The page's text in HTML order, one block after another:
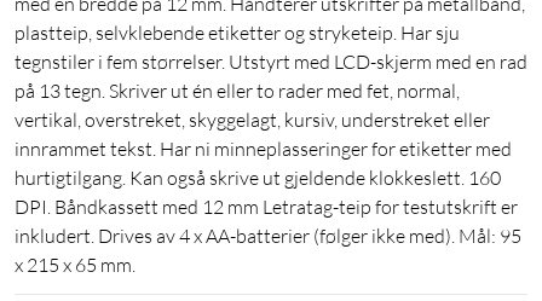
plastteip, selvklebende etiketter og stryketeip. Har sju
tegnstiler i fem størrelser. Utstyrt med LCD-skjerm med en rad
på 13 tegn. Skriver ut én eller to rader med fet, normal,
vertikal, overstreket, skyggelagt, kursiv, understreket eller
innrammet tekst. Har ni minneplasseringer for etiketter med
hurtigtilgang. Kan også skrive ut gjeldende klokkeslett. 160
DPI. Båndkassett med 12 mm Letratag-teip for testutskrift er
inkludert. Drives av 4 x AA-batterier (følger ikke med). Mål: 95
x 215 x 65 mm.